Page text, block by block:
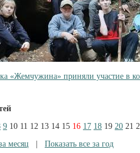
«Жемчужина» приняли участие в
9 10 11 12 13 14 15 16 17 18 19 20 21
месяц
Показать все за год